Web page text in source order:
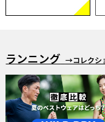
ランニング →コレクシ